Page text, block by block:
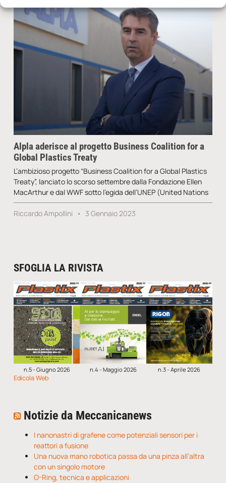
Alpla aderisce al progetto Business Coalition for a
Global Plastics Treaty
L’ambizioso progetto “Business Coalition for a Global Plastics
Treaty”, lanciato lo scorso settembre dalla Fondazione Ellen
MacArthur e dal WWF sotto l’egida dell’UNEP (United Nations
Riccardo Ampollini 3 Gennaio 2023
SFOGLIA LA RIVISTA
n.5 - Giugno 2026 n.4 - Maggio 2026 n.3 - Aprile 2026
Edicola Web
Notizie da Meccanicanews
I nanonastri di grafene come potenziali sensori per i
reattori a fusione
Una nuova mano robotica passa da una pinza all’altra
con un singolo motore
O-Ring, tecnica e applicazioni